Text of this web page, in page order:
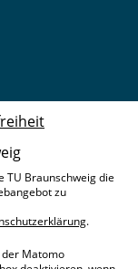
TU Braunschweig die
zu
.
der Matomo